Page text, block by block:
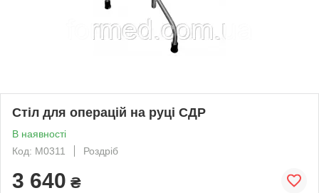
Стіл для операцій на руці СДР
В наявності
Код: M0311
Роздріб
3 640 ₴